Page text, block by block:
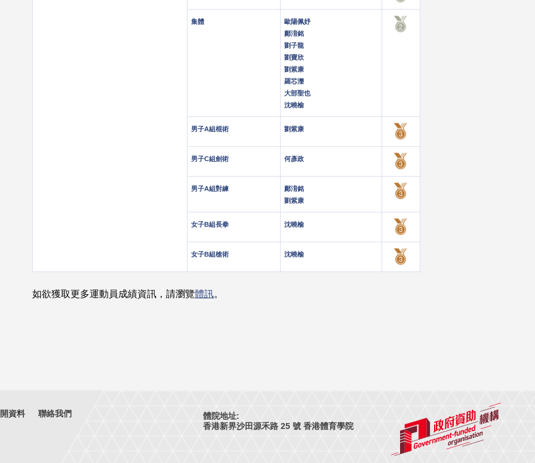
集體
歐陽佩妤
鄺淯銘
劉子龍
劉寶欣
劉紫康
羅芯濼
大部聖也
沈曉榆
男子A組棍術 劉紫康
男子C組劍術 何彥政
男子A組對練
鄺淯銘
劉紫康
女子B組長拳 沈曉榆
女子B組槍術 沈曉榆
如欲獲取更多運動員成績資訊，請瀏覽體訊。
體院地址:
香港新界沙田源禾路 25 號 香港體育學院
資料 聯絡我們